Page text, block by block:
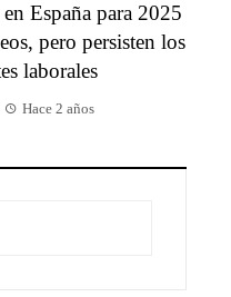
España para 2025
pero persisten los
laborales
Hace 2 años